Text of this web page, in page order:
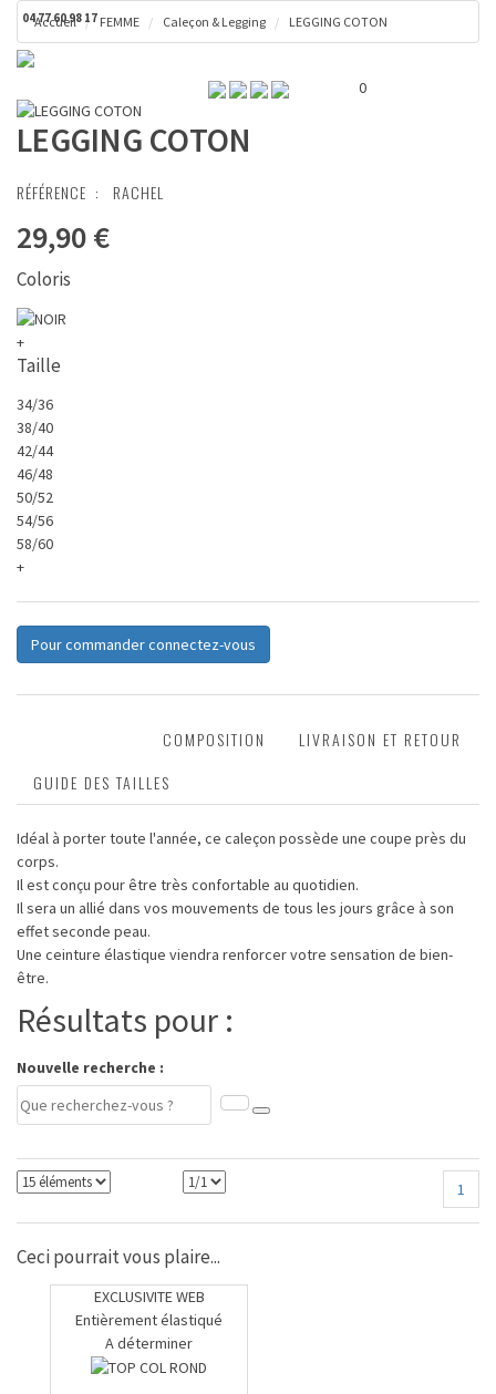
04 77 60 98 17
0
Accueil FEMME Caleçon & Legging LEGGING COTON
LEGGING COTON
RÉFÉRENCE : RACHEL
29,90 €
Coloris
+
Taille
34/36
38/40
42/44
46/48
50/52
54/56
58/60
+
Pour commander connectez-vous
COMPOSITION
LIVRAISON ET RETOUR
GUIDE DES TAILLES
Idéal à porter toute l'année, ce caleçon possède une coupe près du
corps.
Il est conçu pour être très confortable au quotidien.
Il sera un allié dans vos mouvements de tous les jours grâce à son
effet seconde peau.
Une ceinture élastique viendra renforcer votre sensation de bien-
être.
Résultats pour :
Nouvelle recherche :
1
Ceci pourrait vous plaire...
EXCLUSIVITE WEB
Entièrement élastiqué
A déterminer